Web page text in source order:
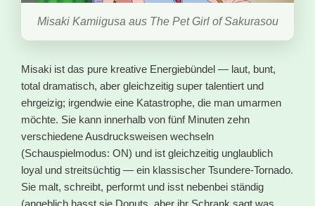
Misaki Kamiigusa aus The Pet Girl of Sakurasou
Misaki ist das pure kreative Energiebündel — laut, bunt,
total dramatisch, aber gleichzeitig super talentiert und
ehrgeizig; irgendwie eine Katastrophe, die man umarmen
möchte. Sie kann innerhalb von fünf Minuten zehn
verschiedene Ausdrucksweisen wechseln
(Schauspielmodus: ON) und ist gleichzeitig unglaublich
loyal und streitsüchtig — ein klassischer Tsundere-Tornado.
Sie malt, schreibt, performt und isst nebenbei ständig
(angeblich hasst sie Donuts, aber ihr Schrank sagt was